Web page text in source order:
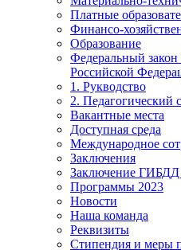
Платные
Финансо-
Образование
Федеральный
Российской
1. Рукводство
2. Педагогический
Вакантные места
Доступная среда
Международное
Заключения
Заключение ГИБДД
Программы 2023
Новости
Наша команда
Реквизиты
Стипендия и меры